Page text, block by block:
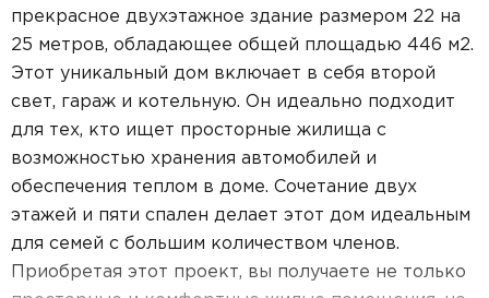
прекрасное двухэтажное здание размером 22 на
25 метров, обладающее общей площадью 446 м2.
Этот уникальный дом включает в себя второй
свет, гараж и котельную. Он идеально подходит
для тех, кто ищет просторные жилища с
возможностью хранения автомобилей и
обеспечения теплом в доме. Сочетание двух
этажей и пяти спален делает этот дом идеальным
для семей с большим количеством членов.
Приобретая этот проект, вы получаете не только